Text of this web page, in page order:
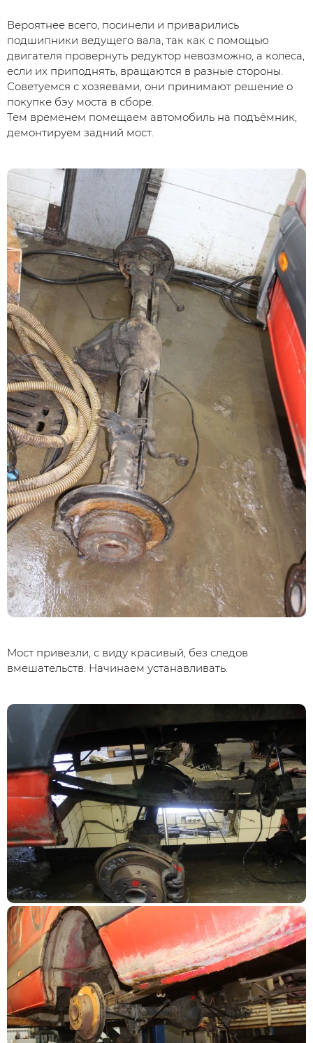
Вероятнее всего, посинели и приварились
подшипники ведущего вала, так как с помощью
двигателя провернуть редуктор невозможно, а колёса,
если их приподнять, вращаются в разные стороны.
Советуемся с хозяевами, они принимают решение о
покупке бэу моста в сборе.
Тем временем помещаем автомобиль на подъёмник,
демонтируем задний мост.
Мост привезли, с виду красивый, без следов
вмешательств. Начинаем устанавливать.